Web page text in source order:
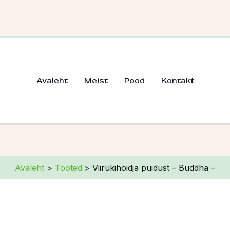
Avaleht Meist Pood Kontakt
Avaleht Tooted Viirukihoidja puidust – Buddha –